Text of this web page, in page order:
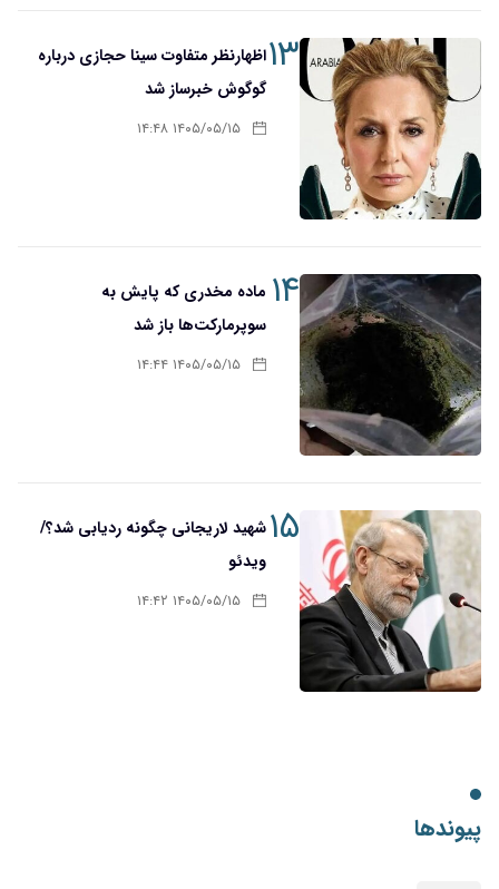
۱۳اظهارنظر متفاوت سینا حجازی درباره
گوگوش خبرساز شد
۱۴۰۵/۰۵/۱۵ ۱۴:۴۸
۱۴ ماده مخدری که پایش به
سوپرمارکت‌ها باز شد
۱۴۰۵/۰۵/۱۵ ۱۴:۴۴
۱۵شهید لاریجانی چگونه ردیابی شد؟/
ویدئو
۱۴۰۵/۰۵/۱۵ ۱۴:۴۲
پیوندها